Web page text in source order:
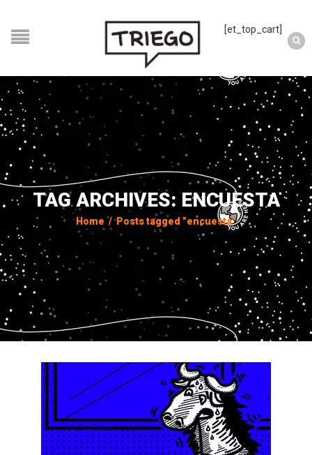
[et_top_cart]
TAG ARCHIVES: ENCUESTA
Home / Posts tagged "encuesta"